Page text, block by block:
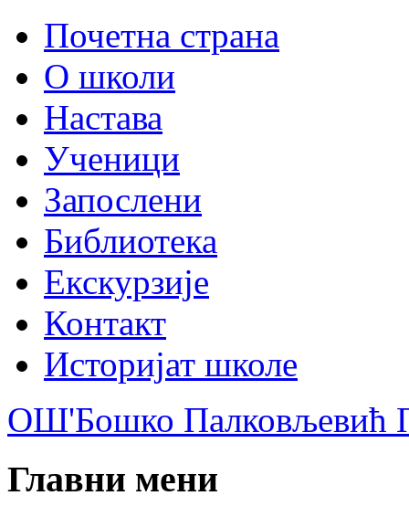
Почетна страна
О школи
Настава
Ученици
Запослени
Библиотека
Екскурзије
Контакт
Историјат школе
ОШ'Бошко Палковљевић
Главни мени